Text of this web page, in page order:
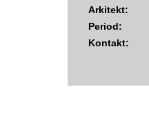
Arkitekt:
Period:
Kontakt: